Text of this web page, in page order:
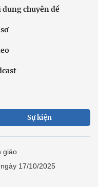
dung chuyên đề
Sự kiện
giáo
17/10/2025